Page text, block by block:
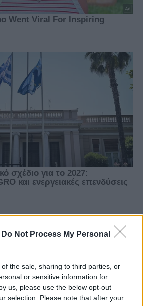
Do Not Process My Personal
the sale, sharing to third parties, or
or sensitive information for
us, please use the below opt-out
selection. Please note that after your